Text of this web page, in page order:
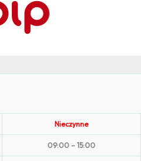
Nieczynne
09:00 – 15:00